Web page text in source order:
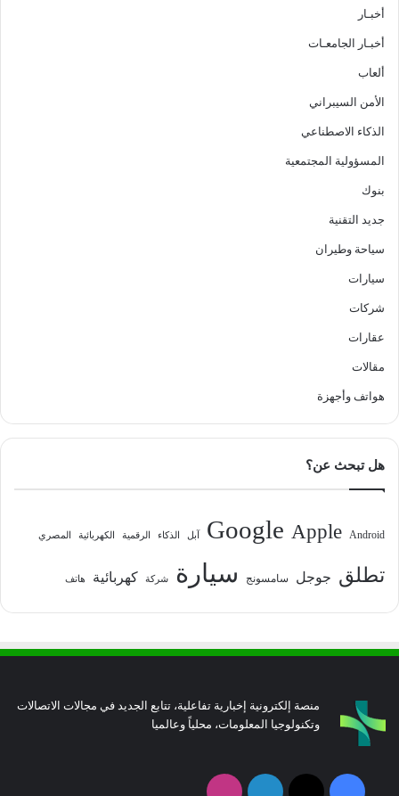
أخبـار
أخبـار الجامعـات
ألعاب
الأمن السيبراني
الذكاء الاصطناعي
المسؤولية المجتمعية
بنوك
جديد التقنية
سياحة وطيران
سيارات
شركات
عقارات
مقالات
هواتف وأجهزة
هل تبحث عن؟
Android
Apple
Google آبل الذكاء الرقمية الكهربائية المصري
تطلق جوجل سامسونج سيارة شركة كهربائية هاتف
منصة إلكترونية إخبارية تفاعلية، تتابع الجديد في مجالات الاتصالات
وتكنولوجيا المعلومات، محلياً وعالميا
فيسبوك
‫X لينكدإن انستقرام